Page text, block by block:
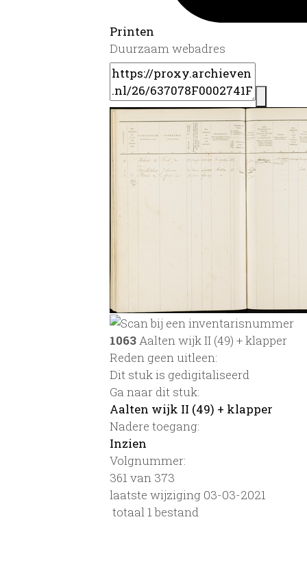
Printen
Duurzaam webadres
1063Aalten wijk II (49) + klapper
Reden geen uitleen:
Dit stuk is gedigitaliseerd
Ga naar dit stuk:
Aalten wijk II (49) + klapper
Nadere toegang:
Inzien
Volgnummer:
361 van 373
laatste wijziging 03-03-2021
totaal 1 bestand